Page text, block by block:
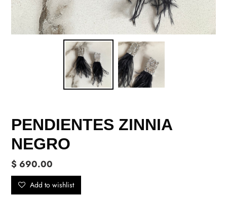
PENDIENTES ZINNIA
NEGRO
Precio
habitual
$ 690.00
Add to wishlist